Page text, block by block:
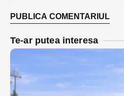
Te-ar putea interesa